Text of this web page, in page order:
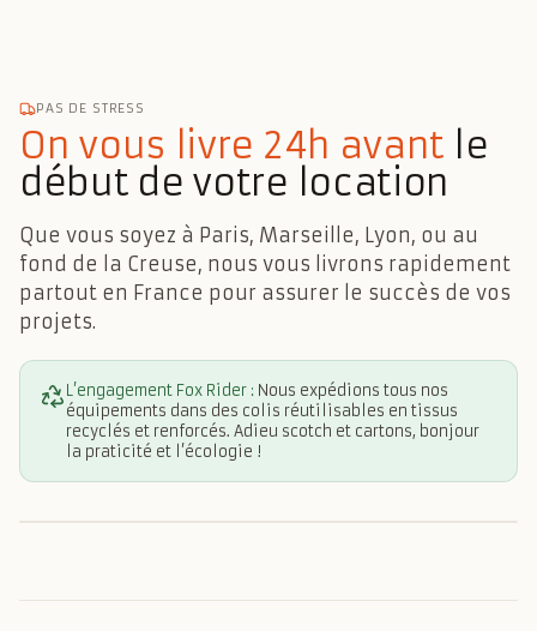
PAS DE STRESS
On vous livre 24h avant le
début de votre location
Que vous soyez à Paris, Marseille, Lyon, ou au
fond de la Creuse, nous vous livrons rapidement
partout en France pour assurer le succès de vos
projets.
L’engagement Fox Rider : Nous expédions tous nos
équipements dans des colis réutilisables en tissus
recyclés et renforcés. Adieu scotch et cartons, bonjour
la praticité et l’écologie !